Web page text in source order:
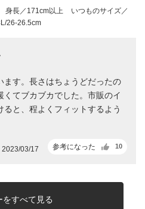
身長／171cm以上
いつものサイズ／
26-26.5cm
ます。長さはちょうどだったの
てブカブカでした。市販のイ
と、程よくフィットするよう
参考になった 10
2023/03/17
をすべて見る